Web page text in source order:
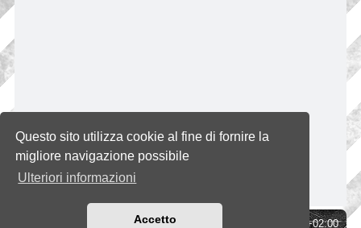
Questo sito utilizza cookie al fine di fornire la
migliore navigazione possibile
Ulteriori informazioni
Accetto UTC+02:00